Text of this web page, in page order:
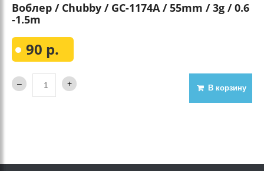
Воблер / Chubby / GC-1174A / 55mm / 3g / 0.6
-1.5m
90 р.
В корзину